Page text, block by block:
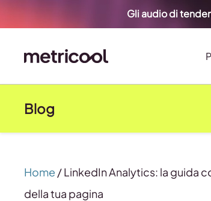
Gli audio di
Blog
Home /LinkedIn Analytics: la guida
della tua pagina